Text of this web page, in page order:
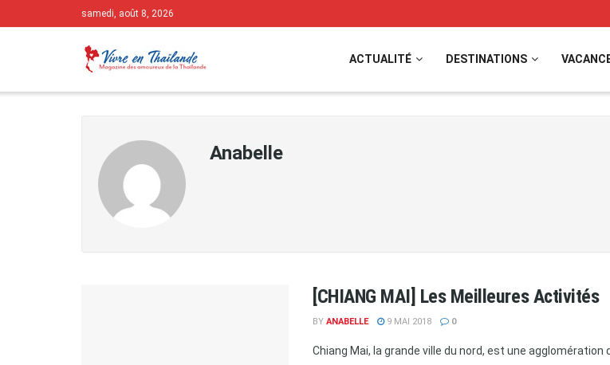
samedi, août 8, 2026
ACTUALITÉ DESTINATIONS
Anabelle
[CHIANG MAI] Les Meilleures Activités
BY ANABELLE 9 MAI 2018 0
Chiang Mai, la grande ville du nord, est une agglomération